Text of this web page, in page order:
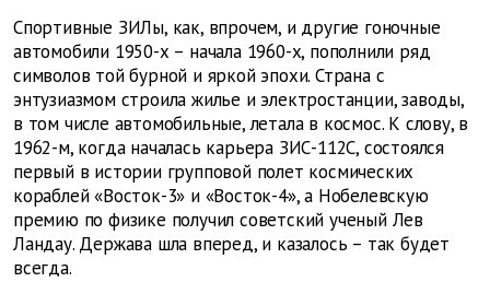
Спортивные ЗИЛы, как, впрочем, и другие гоночные
автомобили 1950-х – начала 1960-х, пополнили ряд
символов той бурной и яркой эпохи. Страна с
энтузиазмом строила жилье и электростанции, заводы,
в том числе автомобильные, летала в космос. К слову, в
1962-м, когда началась карьера ЗИС-112С, состоялся
первый в истории групповой полет космических
кораблей «Восток-3» и «Восток-4», а Нобелевскую
премию по физике получил советский ученый Лев
Ландау. Держава шла вперед, и казалось – так будет
всегда.